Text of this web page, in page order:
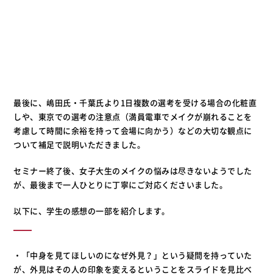
最後に、嶋田氏・千葉氏より1日複数の選考を受ける場合の化粧直
しや、東京での選考の注意点（満員電車でメイクが崩れることを
考慮して時間に余裕を持って会場に向かう）などの大切な観点に
ついて補足で説明いただきました。
セミナー終了後、女子大生のメイクの悩みは尽きないようでした
が、最後まで一人ひとりに丁寧にご対応くださいました。
以下に、学生の感想の一部を紹介します。
・「中身を見てほしいのになぜ外見？」という疑問を持っていた
が、外見はその人の印象を変えるということをスライドを見比べ